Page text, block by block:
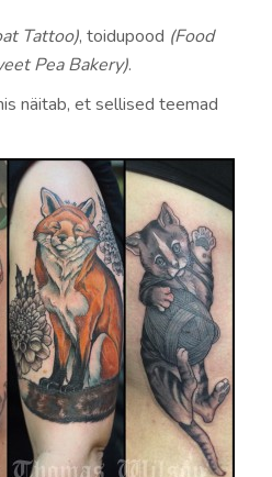
Tattoo), toidupood (Food
Pea Bakery).
näitab, et sellised teemad